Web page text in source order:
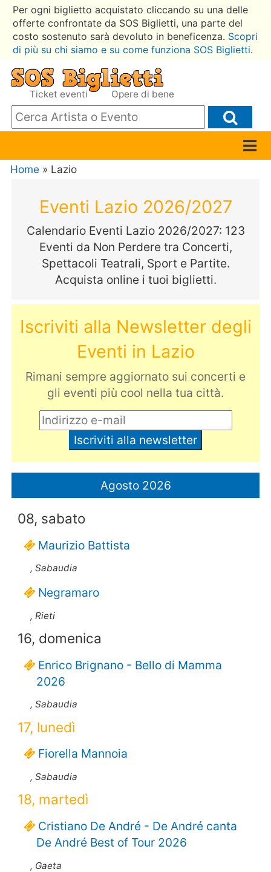
Per ogni biglietto acquistato cliccando su una delle
offerte confrontate da SOS Biglietti, una parte del
costo sostenuto sarà devoluto in beneficenza. Scopri
di più su chi siamo e su come funziona SOS Biglietti.
Ticket eventi Opere di bene
Home » Lazio
Eventi Lazio 2026/2027
Calendario Eventi Lazio 2026/2027: 123
Eventi da Non Perdere tra Concerti,
Spettacoli Teatrali, Sport e Partite.
Acquista online i tuoi biglietti.
Iscriviti alla Newsletter degli
Eventi in Lazio
Rimani sempre aggiornato sui concerti e
gli eventi più cool nella tua città.
Agosto 2026
08, sabato
Maurizio Battista
, Sabaudia
Negramaro
, Rieti
16, domenica
Enrico Brignano - Bello di Mamma
2026
, Sabaudia
17, lunedì
Fiorella Mannoia
, Sabaudia
18, martedì
Cristiano De André - De André canta
De André Best of Tour 2026
, Gaeta